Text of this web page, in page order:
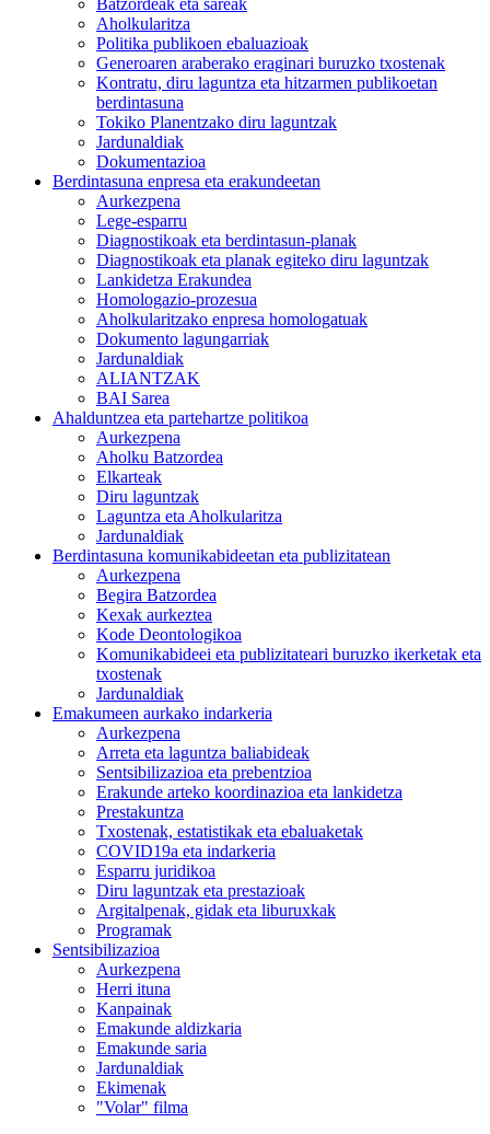
Batzordeak eta sareak
Aholkularitza
Politika publikoen ebaluazioak
Generoaren araberako eraginari buruzko txostenak
Kontratu, diru laguntza eta hitzarmen publikoetan
berdintasuna
Tokiko Planentzako diru laguntzak
Jardunaldiak
Dokumentazioa
Berdintasuna enpresa eta erakundeetan
Aurkezpena
Lege-esparru
Diagnostikoak eta berdintasun-planak
Diagnostikoak eta planak egiteko diru laguntzak
Lankidetza Erakundea
Homologazio-prozesua
Aholkularitzako enpresa homologatuak
Dokumento lagungarriak
Jardunaldiak
ALIANTZAK
BAI Sarea
Ahalduntzea eta partehartze politikoa
Aurkezpena
Aholku Batzordea
Elkarteak
Diru laguntzak
Laguntza eta Aholkularitza
Jardunaldiak
Berdintasuna komunikabideetan eta publizitatean
Aurkezpena
Begira Batzordea
Kexak aurkeztea
Kode Deontologikoa
Komunikabideei eta publizitateari buruzko ikerketak eta
txostenak
Jardunaldiak
Emakumeen aurkako indarkeria
Aurkezpena
Arreta eta laguntza baliabideak
Sentsibilizazioa eta prebentzioa
Erakunde arteko koordinazioa eta lankidetza
Prestakuntza
Txostenak, estatistikak eta ebaluaketak
COVID19a eta indarkeria
Esparru juridikoa
Diru laguntzak eta prestazioak
Argitalpenak, gidak eta liburuxkak
Programak
Sentsibilizazioa
Aurkezpena
Herri ituna
Kanpainak
Emakunde aldizkaria
Emakunde saria
Jardunaldiak
Ekimenak
"Volar" filma